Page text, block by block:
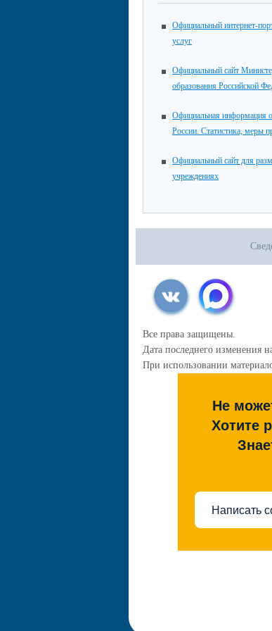
Официальный интернет-
услуг
Официальный сайт
образования Российской
Официальная информация
России. Статистика, меры
Официальный сайт для
учреждениях
Все права защищены.
Дата последнего изменения
При использовании
Не
Хотите
Написать